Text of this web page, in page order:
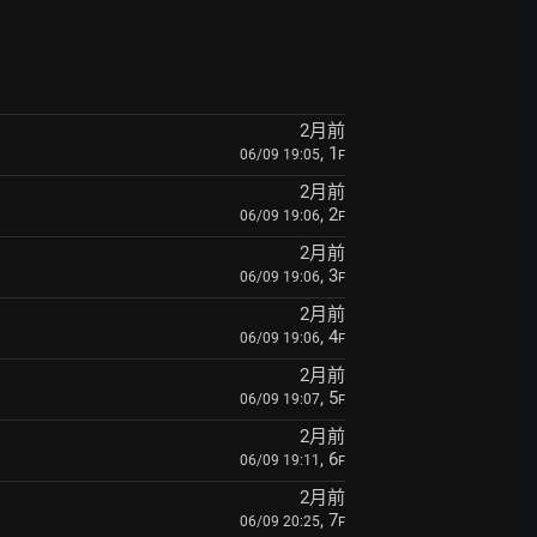
2月前
06/09 19:05, 1 F
2月前
06/09 19:06, 2F
2月前
06/09 19:06, 3F
2月前
06/09 19:06, 4F
2月前
06/09 19:07, 5F
2月前
06/09 19:11 , 6F
2月前
06/09 20:25, 7F